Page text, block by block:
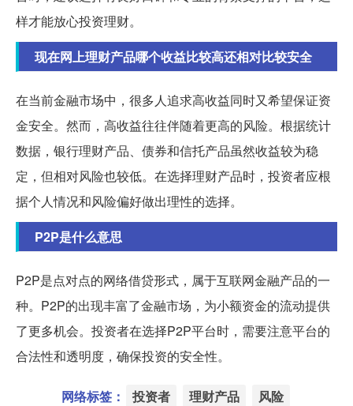
样才能放心投资理财。
现在网上理财产品哪个收益比较高还相对比较安全
在当前金融市场中，很多人追求高收益同时又希望保证资
金安全。然而，高收益往往伴随着更高的风险。根据统计
数据，银行理财产品、债券和信托产品虽然收益较为稳
定，但相对风险也较低。在选择理财产品时，投资者应根
据个人情况和风险偏好做出理性的选择。
P2P是什么意思
P2P是点对点的网络借贷形式，属于互联网金融产品的一
种。P2P的出现丰富了金融市场，为小额资金的流动提供
了更多机会。投资者在选择P2P平台时，需要注意平台的
合法性和透明度，确保投资的安全性。
网络标签： 投资者 理财产品 风险